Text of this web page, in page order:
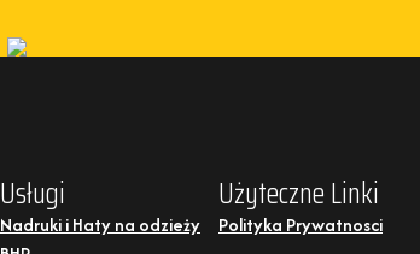
Usługi
Nadruki i Haty na odzieży
Użyteczne Linki
Polityka Prywatnosci